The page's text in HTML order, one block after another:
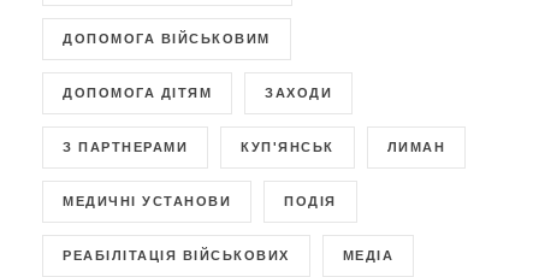
ДОПОМОГА ВІЙСЬКОВИМ
ДОПОМОГА ДІТЯМ ЗАХОДИ
З ПАРТНЕРАМИ КУП'ЯНСЬК ЛИМАН
МЕДИЧНІ УСТАНОВИ ПОДІЯ
РЕАБІЛІТАЦІЯ ВІЙСЬКОВИХ МЕДІА